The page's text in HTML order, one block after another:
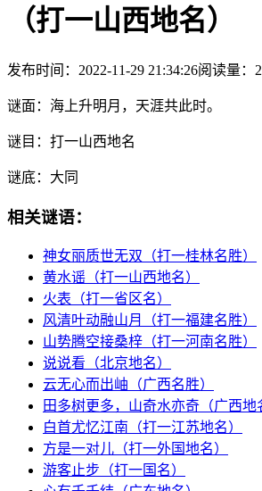
（打一山西地名）
发布时间：2022-11-29 21:34:26阅读量：
谜面： 海上升明月，天涯共此时。
谜目： 打一山西地名
谜底： 大同
相关谜语：
神女丽质世无双（打一桂林名胜）
黄水谣（打一山西地名）
火表（打一省区名）
风清叶动融山月（打一福建名胜）
山势腾空接桑梓（打一河南名胜）
说说看（北京地名）
云无心而出岫（广西名胜）
田多树更多，山奇水亦奇（广西地
白首尤忆江南（打一江苏地名）
方是一对儿（打一外国地名）
游客止步（打一国名）